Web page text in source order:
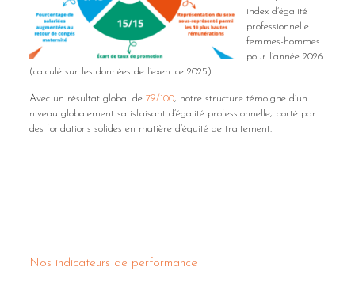
index d’égalité
professionnelle
femmes-hommes
pour l’année 2026
(calculé sur les données de l’exercice 2025).
Avec un résultat global de 79/100, notre structure témoigne d’un
niveau globalement satisfaisant d’égalité professionnelle, porté par
des fondations solides en matière d’équité de traitement.
Nos indicateurs de performance